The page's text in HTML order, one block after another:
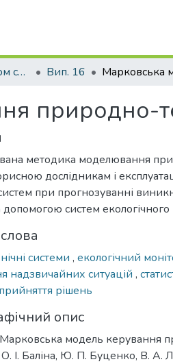
Управління розвитком складних систем Вип. 16
природно-
методика моделювання
дослідникам і
при прогнозуванні
допомогою систем
системи , екологічний
надзвичайних ситуацій ,
рішень
опис
Марковська модель керування
І. Баліна, Ю. П. Буценко, В. А.